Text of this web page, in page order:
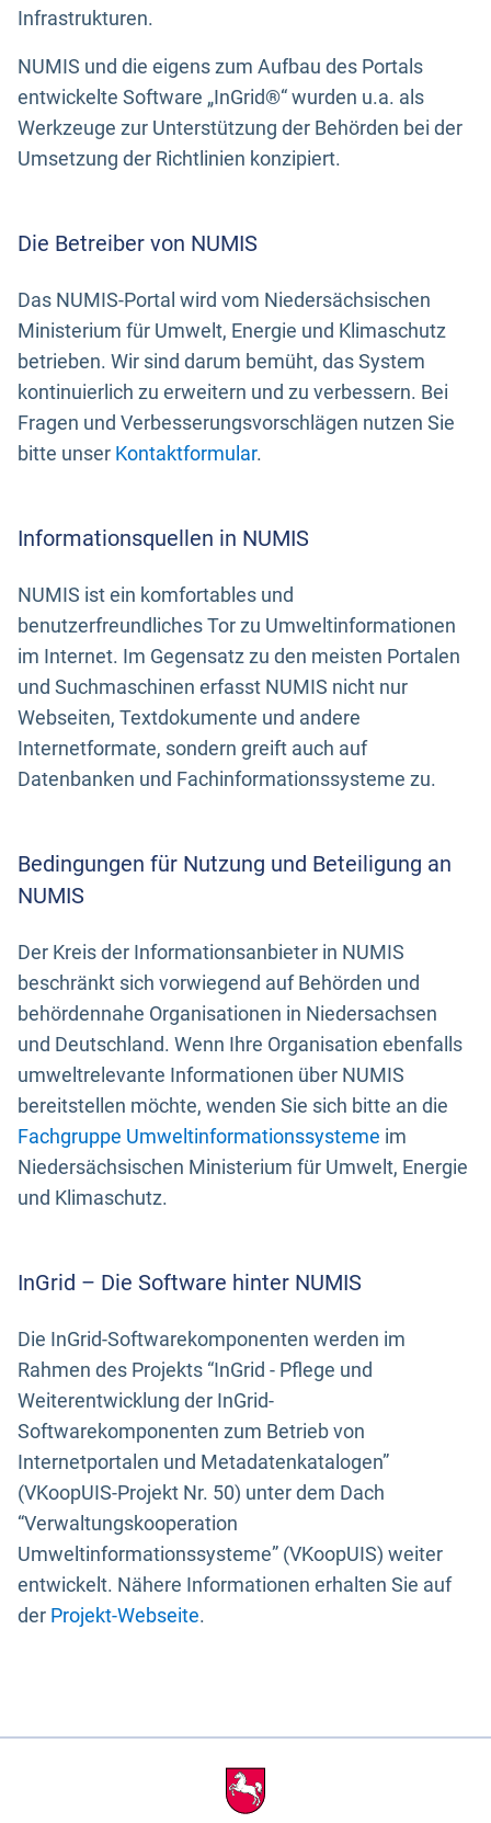
Infrastrukturen.
NUMIS und die eigens zum Aufbau des Portals
entwickelte Software „InGrid®“ wurden u.a. als
Werkzeuge zur Unterstützung der Behörden bei der
Umsetzung der Richtlinien konzipiert.
Die Betreiber von NUMIS
Das NUMIS-Portal wird vom Niedersächsischen
Ministerium für Umwelt, Energie und Klimaschutz
betrieben. Wir sind darum bemüht, das System
kontinuierlich zu erweitern und zu verbessern. Bei
Fragen und Verbesserungsvorschlägen nutzen Sie
bitte unser Kontaktformular.
Informationsquellen in NUMIS
NUMIS ist ein komfortables und
benutzerfreundliches Tor zu Umweltinformationen
im Internet. Im Gegensatz zu den meisten Portalen
und Suchmaschinen erfasst NUMIS nicht nur
Webseiten, Textdokumente und andere
Internetformate, sondern greift auch auf
Datenbanken und Fachinformationssysteme zu.
Bedingungen für Nutzung und Beteiligung an
NUMIS
Der Kreis der Informationsanbieter in NUMIS
beschränkt sich vorwiegend auf Behörden und
behördennahe Organisationen in Niedersachsen
und Deutschland. Wenn Ihre Organisation ebenfalls
umweltrelevante Informationen über NUMIS
bereitstellen möchte, wenden Sie sich bitte an die
Fachgruppe Umweltinformationssysteme im
Niedersächsischen Ministerium für Umwelt, Energie
und Klimaschutz.
InGrid – Die Software hinter NUMIS
Die InGrid-Softwarekomponenten werden im
Rahmen des Projekts “InGrid - Pflege und
Weiterentwicklung der InGrid-
Softwarekomponenten zum Betrieb von
Internetportalen und Metadatenkatalogen”
(VKoopUIS-Projekt Nr. 50) unter dem Dach
“Verwaltungskooperation
Umweltinformationssysteme” (VKoopUIS) weiter
entwickelt. Nähere Informationen erhalten Sie auf
der Projekt-Webseite.